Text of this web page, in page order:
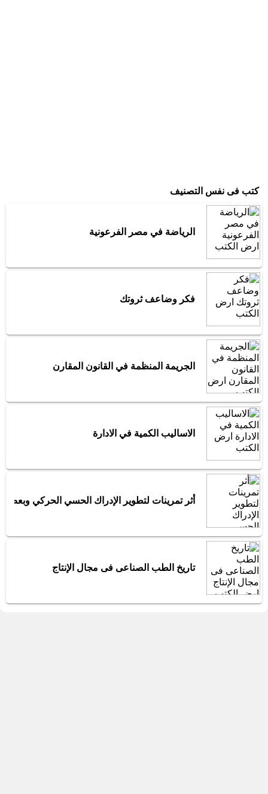
كتب فى نفس التصنيف
الرياضة في مصر الفرعونية
فكر وضاعف ثروتك
الجريمة المنظمة في القانون المقارن
الاساليب الكمية في الادارة
أثر تمرينات لتطوير الإدراك الحسي الحركي وبعض
تاريخ الطب الصناعى فى مجال الإنتاج